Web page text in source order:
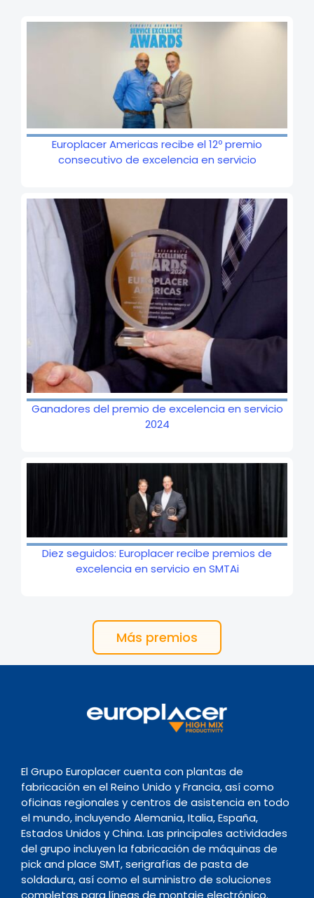
Europlacer Americas recibe el 12º premio
consecutivo de excelencia en servicio
Ganadores del premio de excelencia en servicio
2024
Diez seguidos: Europlacer recibe premios de
excelencia en servicio en SMTAi
Más premios
El Grupo Europlacer cuenta con plantas de
fabricación en el Reino Unido y Francia, así como
oficinas regionales y centros de asistencia en todo
el mundo, incluyendo Alemania, Italia, España,
Estados Unidos y China. Las principales actividades
del grupo incluyen la fabricación de máquinas de
pick and place SMT, serigrafías de pasta de
soldadura, así como el suministro de soluciones